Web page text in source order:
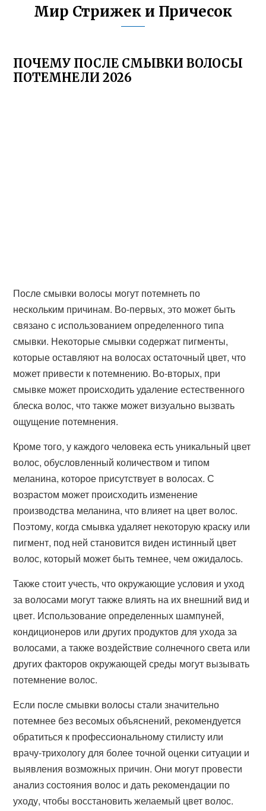
Мир Стрижек и Причесок
ПОЧЕМУ ПОСЛЕ СМЫВКИ ВОЛОСЫ
ПОТЕМНЕЛИ 2026
После смывки волосы могут потемнеть по
нескольким причинам. Во-первых, это может быть
связано с использованием определенного типа
смывки. Некоторые смывки содержат пигменты,
которые оставляют на волосах остаточный цвет, что
может привести к потемнению. Во-вторых, при
смывке может происходить удаление естественного
блеска волос, что также может визуально вызвать
ощущение потемнения.
Кроме того, у каждого человека есть уникальный цвет
волос, обусловленный количеством и типом
меланина, которое присутствует в волосах. С
возрастом может происходить изменение
производства меланина, что влияет на цвет волос.
Поэтому, когда смывка удаляет некоторую краску или
пигмент, под ней становится виден истинный цвет
волос, который может быть темнее, чем ожидалось.
Также стоит учесть, что окружающие условия и уход
за волосами могут также влиять на их внешний вид и
цвет. Использование определенных шампуней,
кондиционеров или других продуктов для ухода за
волосами, а также воздействие солнечного света или
других факторов окружающей среды могут вызывать
потемнение волос.
Если после смывки волосы стали значительно
потемнее без весомых объяснений, рекомендуется
обратиться к профессиональному стилисту или
врачу-трихологу для более точной оценки ситуации и
выявления возможных причин. Они могут провести
анализ состояния волос и дать рекомендации по
уходу, чтобы восстановить желаемый цвет волос.